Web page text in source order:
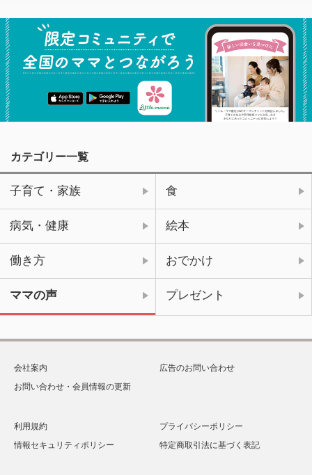
カテゴリー一覧
子育て・家族 食
病気・健康 絵本
働き方 おでかけ
ママの声 プレゼント
会社案内
広告のお問い合わせ
お問い合わせ・会員情報の更新
利用規約
プライバシーポリシー
情報セキュリティポリシー
特定商取引法に基づく表記